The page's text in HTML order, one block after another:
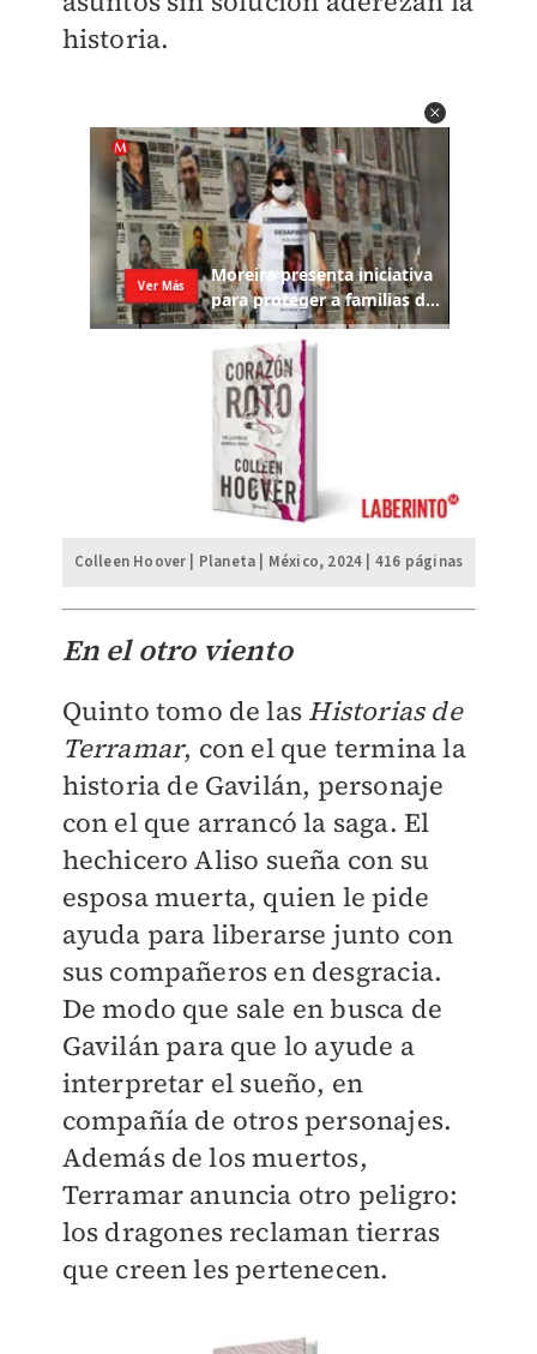
historia.
Colleen Hoover | Planeta | México, 2024 | 416 páginas
En el otro viento
Quinto tomo de las Historias de
Terramar, con el que termina la
historia de Gavilán, personaje
con el que arrancó la saga. El
hechicero Aliso sueña con su
esposa muerta, quien le pide
ayuda para liberarse junto con
sus compañeros en desgracia.
De modo que sale en busca de
Gavilán para que lo ayude a
interpretar el sueño, en
compañía de otros personajes.
Además de los muertos,
Terramar anuncia otro peligro:
los dragones reclaman tierras
que creen les pertenecen.